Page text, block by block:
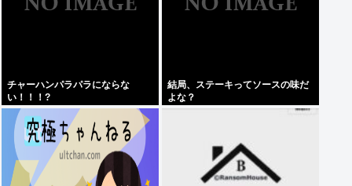
チャーハンパラパラにならな
い！！！?
結局、ステーキってソースの味だ
よな？